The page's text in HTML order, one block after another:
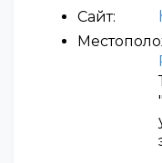
Сайт: